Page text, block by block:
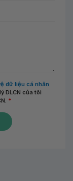
dữ liệu cá nhân
DLCN của tôi
*